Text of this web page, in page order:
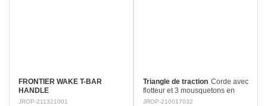
FRONTIER WAKE T-BAR
HANDLE
JROP-211321001
Triangle de traction Corde avec
flotteur et 3 mousquetons en
inox. Flotteur avec poulie. Pour
JROP-210017032